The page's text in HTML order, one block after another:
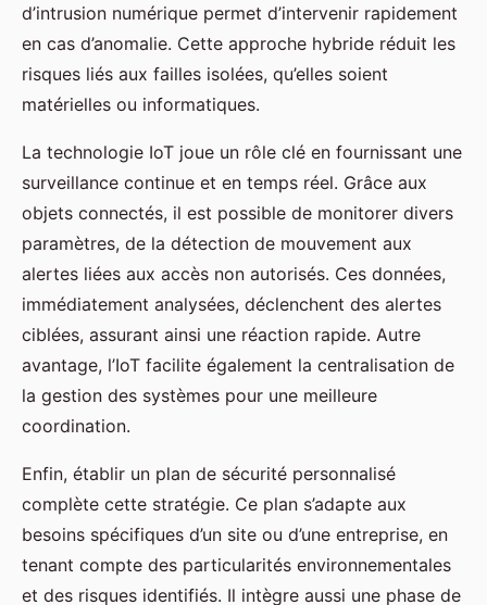
d’intrusion numérique permet d’intervenir rapidement
en cas d’anomalie. Cette approche hybride réduit les
risques liés aux failles isolées, qu’elles soient
matérielles ou informatiques.
La technologie IoT joue un rôle clé en fournissant une
surveillance continue et en temps réel. Grâce aux
objets connectés, il est possible de monitorer divers
paramètres, de la détection de mouvement aux
alertes liées aux accès non autorisés. Ces données,
immédiatement analysées, déclenchent des alertes
ciblées, assurant ainsi une réaction rapide. Autre
avantage, l’IoT facilite également la centralisation de
la gestion des systèmes pour une meilleure
coordination.
Enfin, établir un plan de sécurité personnalisé
complète cette stratégie. Ce plan s’adapte aux
besoins spécifiques d’un site ou d’une entreprise, en
tenant compte des particularités environnementales
et des risques identifiés. Il intègre aussi une phase de